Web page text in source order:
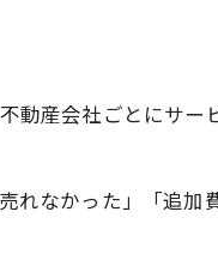
動産会社ごとにサー
れなかった」「追加